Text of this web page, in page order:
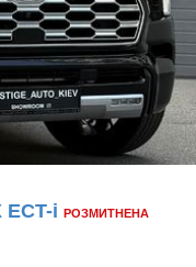
ECT-i РОЗМИТНЕНА